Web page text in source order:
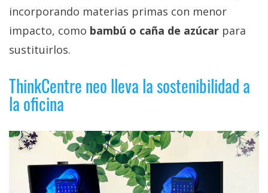
incorporando materias primas con menor
impacto, como bambú o caña de azúcar para
sustituirlos.
ThinkCentre neo lleva la sostenibilidad a
la oficina